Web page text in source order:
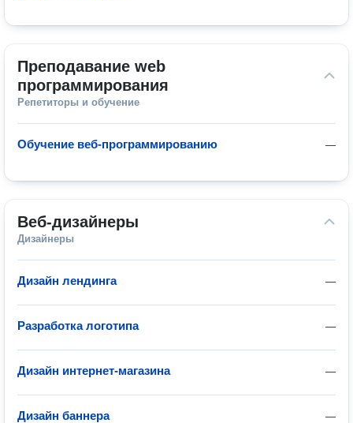
Преподавание web
программирования
Репетиторы и обучение
—
Обучение веб-программированию
Веб-дизайнеры
Дизайнеры
—
Дизайн лендинга
—
Разработка логотипа
—
Дизайн интернет-магазина
—
Дизайн баннера